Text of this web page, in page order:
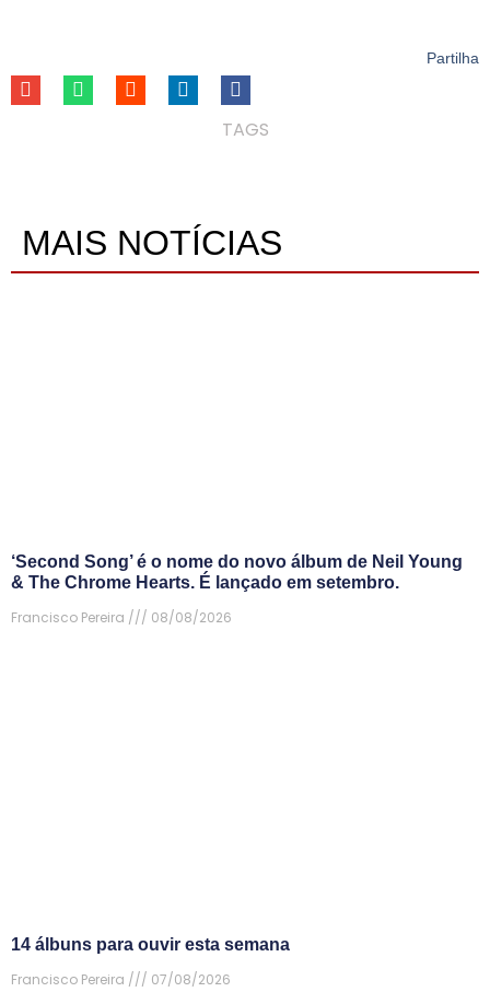
Partilha
TAGS
MAIS NOTÍCIAS
‘Second Song’ é o nome do novo álbum de Neil Young
& The Chrome Hearts. É lançado em setembro.
Francisco Pereira
08/08/2026
14 álbuns para ouvir esta semana
Francisco Pereira
07/08/2026